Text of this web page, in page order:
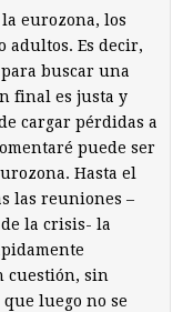
eurozona, los
adultos. Es decir,
buscar una
final es justa y
cargar pérdidas a
puede ser
Hasta el
las reuniones –
la crisis- la
cuestión, sin
luego no se